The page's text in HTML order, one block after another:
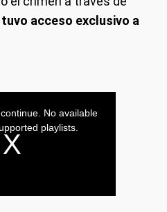
acceso exclusivo a